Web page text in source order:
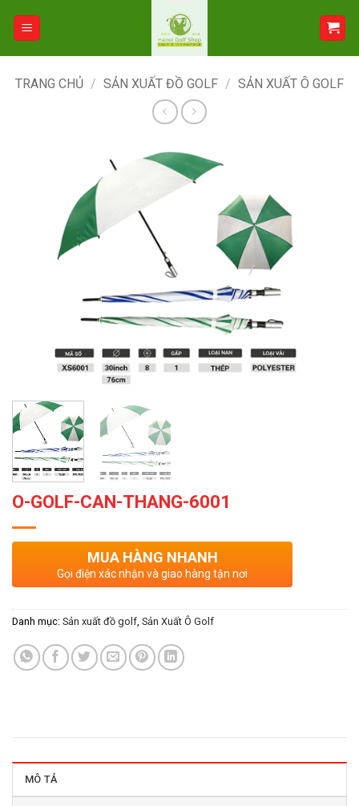
TRANG CHỦ / SẢN XUẤT ĐỒ GOLF / SẢN XUẤT Ô GOLF
O-GOLF-CAN-THANG-6001
MUA HÀNG NHANH
Gọi điện xác nhận và giao hàng tận nơi
Danh mục: Sản xuất đồ golf, Sản Xuất Ô Golf
MÔ TẢ